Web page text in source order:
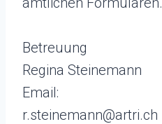
Betreuung
Regina Steinemann
Email:
r.steinemann@artri.ch